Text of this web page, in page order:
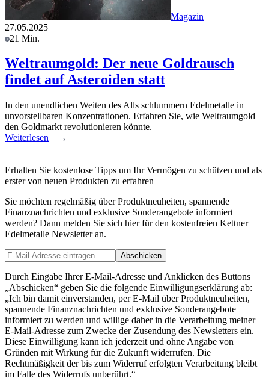
Magazin
27.05.2025
21 Min.
Weltraumgold: Der neue Goldrausch
findet auf Asteroiden statt
In den unendlichen Weiten des Alls schlummern Edelmetalle in
unvorstellbaren Konzentrationen. Erfahren Sie, wie Weltraumgold
den Goldmarkt revolutionieren könnte.
Weiterlesen
Erhalten Sie kostenlose Tipps um Ihr Vermögen zu schützen und als
erster von neuen Produkten zu erfahren
Sie möchten regelmäßig über Produktneuheiten, spannende
Finanznachrichten und exklusive Sonderangebote informiert
werden? Dann melden Sie sich hier für den kostenfreien Kettner
Edelmetalle Newsletter an.
Abschicken
Durch Eingabe Ihrer E-Mail-Adresse und Anklicken des Buttons
„Abschicken“ geben Sie die folgende Einwilligungserklärung ab:
„Ich bin damit einverstanden, per E-Mail über Produktneuheiten,
spannende Finanznachrichten und exklusive Sonderangebote
informiert zu werden und willige daher in die Verarbeitung meiner
E-Mail-Adresse zum Zwecke der Zusendung des Newsletters ein.
Diese Einwilligung kann ich jederzeit und ohne Angabe von
Gründen mit Wirkung für die Zukunft widerrufen. Die
Rechtmäßigkeit der bis zum Widerruf erfolgten Verarbeitung bleibt
im Falle des Widerrufs unberührt.“